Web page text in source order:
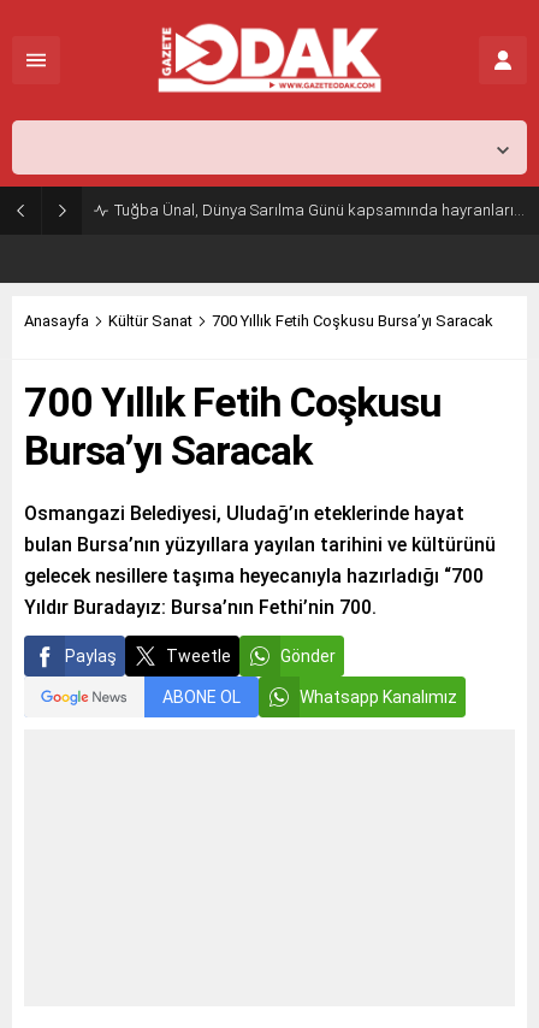
Tuğba Ünal, Dünya Sarılma Günü kapsamında hayranlarıyla buluştu
Anasayfa Kültür Sanat 700 Yıllık Fetih Coşkusu Bursa’yı Saracak
700 Yıllık Fetih Coşkusu
Bursa’yı Saracak
Osmangazi Belediyesi, Uludağ’ın eteklerinde hayat
bulan Bursa’nın yüzyıllara yayılan tarihini ve kültürünü
gelecek nesillere taşıma heyecanıyla hazırladığı “700
Yıldır Buradayız: Bursa’nın Fethi’nin 700.
Paylaş Tweetle Gönder
ABONE OL Whatsapp Kanalımız